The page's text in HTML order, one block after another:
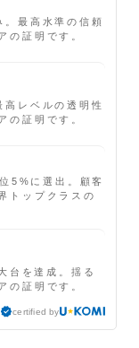
。最高水準の信頼
の証明です。
レベルの透明性
の証明です。
5%に選出。顧客
トップクラスの
台を達成。揺る
の証明です。
certified by